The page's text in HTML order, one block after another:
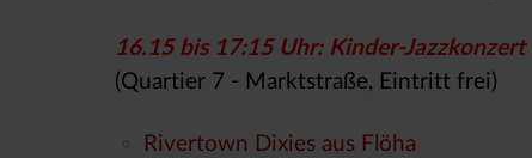
16.15 bis 17:15 Uhr: Kinder-Jazzkonzert
(Quartier 7 - Marktstraße, Eintritt frei)
Rivertown Dixies aus Flöha